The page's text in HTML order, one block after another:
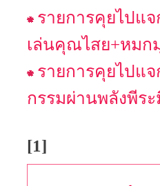
รายการคุยไปแ
เล่นคุณไสย+หมก
รายการคุยไปแ
กรรมผ่านพลังพีร
[1]